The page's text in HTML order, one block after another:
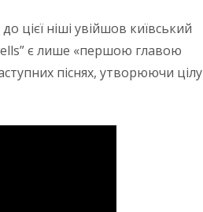
цієї ніші увійшов київський
є лише «першою главою
піснях, утворюючи цілу